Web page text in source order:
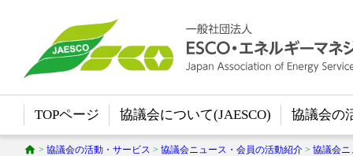
TOPページ 協議会について(JAESCO) 協議会の
> 協議会の活動・サービス > 協議会ニュース・会員の活動紹介 > 協議会ニ